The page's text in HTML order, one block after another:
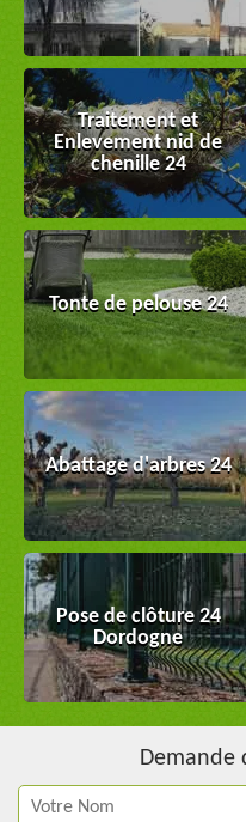
Traitement et
Enlevement nid de
chenille 24
Tonte de pelouse 24
Abattage d'arbres 24
Pose de clôture 24
Dordogne
Demande